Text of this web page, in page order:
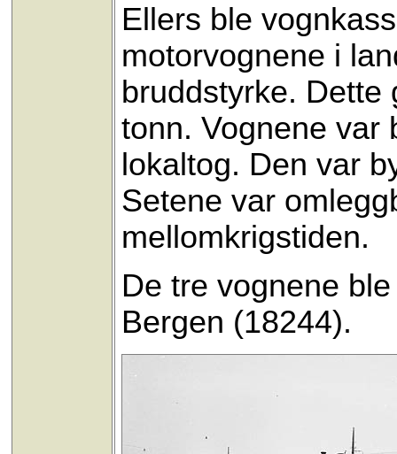
Ellers ble
motorvognene i
bruddstyrke. Dette
tonn. Vognene var
lokaltog. Den var
Setene var
mellomkrigstiden.
De tre vognene
Bergen (18244).